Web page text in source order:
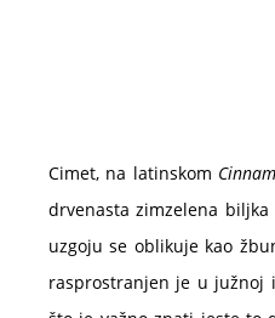
Cimet, na latinskom
drvenasta zimzelena
uzgoju se oblikuje kao
rasprostranjen je u